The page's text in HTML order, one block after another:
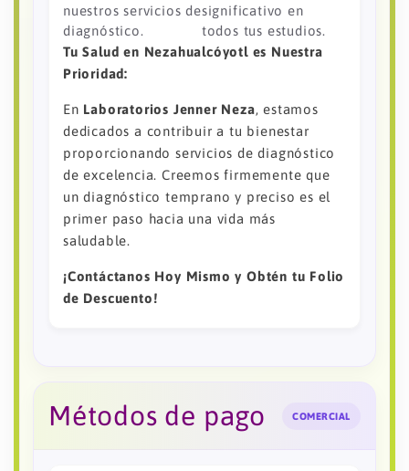
nuestros servicios de
diagnóstico.
significativo en
todos tus estudios.
Tu Salud en Nezahualcóyotl es Nuestra
Prioridad:
En Laboratorios Jenner Neza, estamos
dedicados a contribuir a tu bienestar
proporcionando servicios de diagnóstico
de excelencia. Creemos firmemente que
un diagnóstico temprano y preciso es el
primer paso hacia una vida más
saludable.
¡Contáctanos Hoy Mismo y Obtén tu Folio
de Descuento!
Métodos de pago COMERCIAL